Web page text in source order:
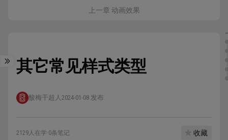
上一章 动画效果
其它常见样式类型
酸梅干超人 2024-01-08 发布
2129人在学·0条笔记 收藏